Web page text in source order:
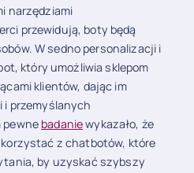
narzędziami
przewidują, boty będą
W sedno personalizacji i
który umożliwia sklepom
klientów, dając im
i przemyślanych
pewne badaniewykazało, że
z chatbotów, które
by uzyskać szybszy